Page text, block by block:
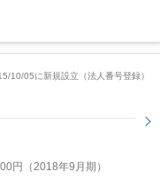
10/05に新規設立（法人番号登録）
円（2018年9月期）